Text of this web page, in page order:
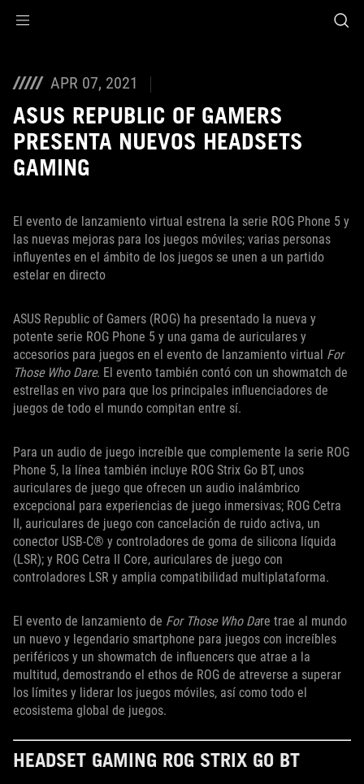
APR 07, 2021
ASUS REPUBLIC OF GAMERS
PRESENTA NUEVOS HEADSETS
GAMING
El evento de lanzamiento virtual estrena la serie ROG Phone 5 y
las nuevas mejoras para los juegos móviles; varias personas
influyentes en el ámbito de los juegos se unen a un partido
estelar en directo
ASUS Republic of Gamers (ROG) ha presentado la nueva y
potente serie ROG Phone 5 y una gama de auriculares y
accesorios para juegos en el evento de lanzamiento virtual For
Those Who Dare. El evento también contó con un showmatch de
estrellas en vivo para que los principales influenciadores de
juegos de todo el mundo compitan entre sí.
Para un audio de juego increíble que complemente la serie ROG
Phone 5, la línea también incluye ROG Strix Go BT, unos
auriculares de juego que ofrecen un audio inalámbrico
excepcional para experiencias de juego inmersivas; ROG Cetra
II, auriculares de juego con cancelación de ruido activa, un
conector USB-C® y controladores de goma de silicona líquida
(LSR); y ROG Cetra II Core, auriculares de juego con
controladores LSR y amplia compatibilidad multiplataforma.
El evento de lanzamiento de For Those Who Dare trae al mundo
un nuevo y legendario smartphone para juegos con increíbles
periféricos y un showmatch de influencers que atrae a la
multitud, demostrando el ethos de ROG de atreverse a superar
los límites y liderar los juegos móviles, así como todo el
ecosistema global de juegos.
HEADSET GAMING ROG STRIX GO BT